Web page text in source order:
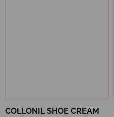
COLLONIL SHOE CREAM